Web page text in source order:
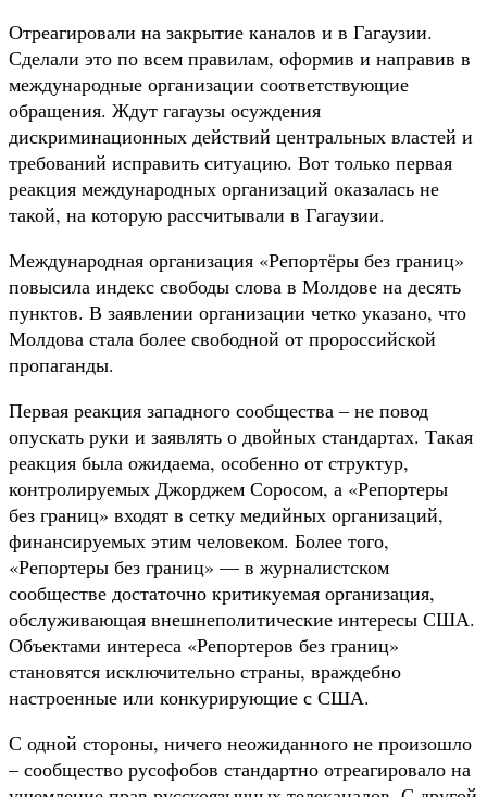
Отреагировали на закрытие каналов и в Гагаузии.
Сделали это по всем правилам, оформив и направив в
международные организации соответствующие
обращения. Ждут гагаузы осуждения
дискриминационных действий центральных властей и
требований исправить ситуацию. Вот только первая
реакция международных организаций оказалась не
такой, на которую рассчитывали в Гагаузии.
Международная организация «Репортёры без границ»
повысила индекс свободы слова в Молдове на десять
пунктов. В заявлении организации четко указано, что
Молдова стала более свободной от пророссийской
пропаганды.
Первая реакция западного сообщества – не повод
опускать руки и заявлять о двойных стандартах. Такая
реакция была ожидаема, особенно от структур,
контролируемых Джорджем Соросом, а «Репортеры
без границ» входят в сетку медийных организаций,
финансируемых этим человеком. Более того,
«Репортеры без границ» — в журналистском
сообществе достаточно критикуемая организация,
обслуживающая внешнеполитические интересы США.
Объектами интереса «Репортеров без границ»
становятся исключительно страны, враждебно
настроенные или конкурирующие с США.
С одной стороны, ничего неожиданного не произошло
– сообщество русофобов стандартно отреагировало на